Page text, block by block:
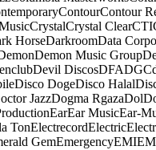
ContourContour
CrystalCrystal ClearCTI
HorseDarkroomData
Demon Music Group
Devil DiscosDFADGC
Disco DogeDisco Halal
JazzDogma RgazaDol
EarEar MusicEar-
TonElectrecordElectric
GemEmergencyEMI